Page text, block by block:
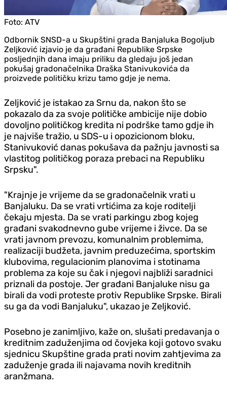
Foto: ATV
Odbornik SNSD-a u Skupštini grada Banjaluka Bogoljub
Zeljković izjavio je da građani Republike Srpske
posljednjih dana imaju priliku da gledaju još jedan
pokušaj gradonačelnika Draška Stanivukovića da
proizvede političku krizu tamo gdje je nema.
Zeljković je istakao za Srnu da, nakon što se
pokazalo da za svoje političke ambicije nije dobio
dovoljno političkog kredita ni podrške tamo gdje ih
je najviše tražio, u SDS-u i opozicionom bloku,
Stanivuković danas pokušava da pažnju javnosti sa
vlastitog političkog poraza prebaci na Republiku
Srpsku".
"Krajnje je vrijeme da se gradonačelnik vrati u
Banjaluku. Da se vrati vrtićima za koje roditelji
čekaju mjesta. Da se vrati parkingu zbog kojeg
građani svakodnevno gube vrijeme i živce. Da se
vrati javnom prevozu, komunalnim problemima,
realizaciji budžeta, javnim preduzećima, sportskim
klubovima, regulacionim planovima i stotinama
problema za koje su čak i njegovi najbliži saradnici
priznali da postoje. Jer građani Banjaluke nisu ga
birali da vodi proteste protiv Republike Srpske. Birali
su ga da vodi Banjaluku", ukazao je Zeljković.
Posebno je zanimljivo, kaže on, slušati predavanja o
kreditnim zaduženjima od čovjeka koji gotovo svaku
sjednicu Skupštine grada prati novim zahtjevima za
zaduženje grada ili najavama novih kreditnih
aranžmana.